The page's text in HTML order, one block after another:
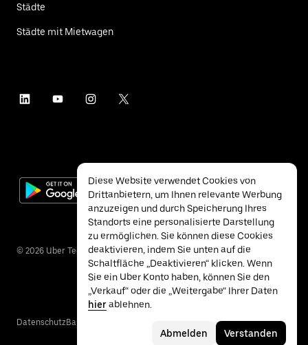
Städte
Städte mit Mietwagen
© 2026 Uber Technologies Inc.
DatenschutzBarrierefreiheit
Diese Website verwendet Cookies von
Drittanbietern, um Ihnen relevante Werbung
anzuzeigen und durch Speicherung Ihres
Standorts eine personalisierte Darstellung
zu ermöglichen. Sie können diese Cookies
deaktivieren, indem Sie unten auf die
Schaltfläche „Deaktivieren“ klicken. Wenn
Sie ein Uber Konto haben, können Sie den
„Verkauf“ oder die „Weitergabe“ Ihrer Daten
hierablehnen.
Abmelden Verstanden